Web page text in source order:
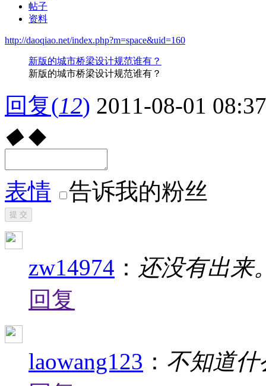
帖子
资料
http://daoqiao.net/index.php?m=space&uid=160
新版的城市桥梁设计规范谁有？
新版的城市桥梁设计规范谁有？
回复(12) 2011-08-01 08:37
◆ ◆
表情 告诉我的粉丝
提 交
zw14974 ： 还没有出来
回复
laowang123 ： 不知道